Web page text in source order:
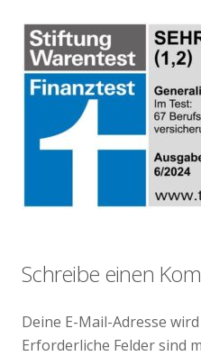
Schreibe einen
Deine E-Mail-Adresse
Erforderliche Felder sind